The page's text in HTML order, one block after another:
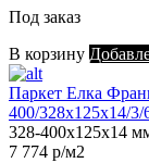
Под заказ
В корзину
Паркет Елка
400/328х125х14/3/
328-400х125х14
7 774 р/м2